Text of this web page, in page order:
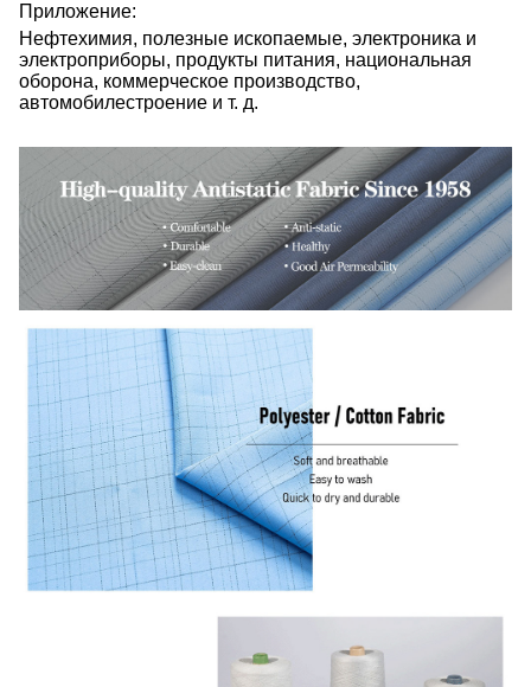
Приложение:
Нефтехимия, полезные ископаемые, электроника и
электроприборы, продукты питания, национальная
оборона, коммерческое производство,
автомобилестроение и т. д.